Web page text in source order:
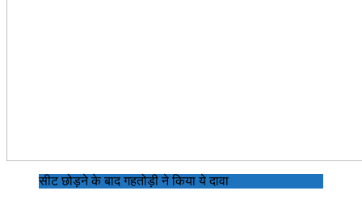
सीट छोड़ने के बाद गहतोड़ी ने किया ये दावा